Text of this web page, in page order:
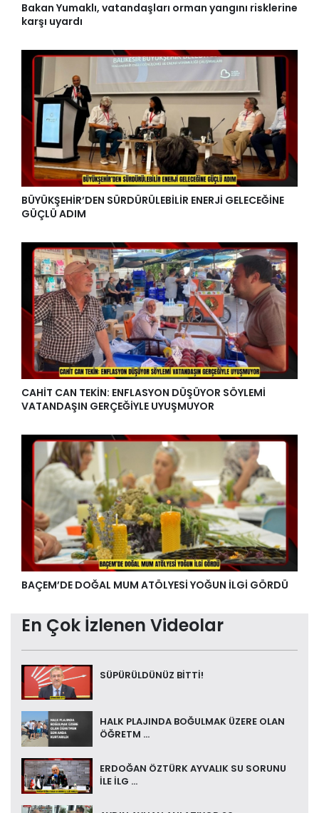
Bakan Yumaklı, vatandaşları orman yangını risklerine
karşı uyardı
BÜYÜKŞEHİR’DEN SÜRDÜRÜLEBİLİR ENERJİ GELECEĞİNE
GÜÇLÜ ADIM
CAHİT CAN TEKİN: ENFLASYON DÜŞÜYOR SÖYLEMİ
VATANDAŞIN GERÇEĞİYLE UYUŞMUYOR
BAÇEM’DE DOĞAL MUM ATÖLYESİ YOĞUN İLGİ GÖRDÜ
En Çok İzlenen Videolar
SÜPÜRÜLDÜNÜZ BİTTİ!
HALK PLAJINDA BOĞULMAK ÜZERE OLAN
ÖĞRETM ...
ERDOĞAN ÖZTÜRK AYVALIK SU SORUNU
İLE İLG ...